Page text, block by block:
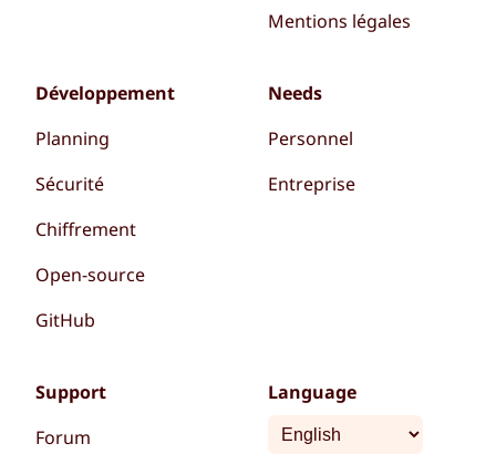
Mentions légales
Développement
Planning
Sécurité
Chiffrement
Open-source
GitHub
Needs
Personnel
Entreprise
Support
Forum
Language